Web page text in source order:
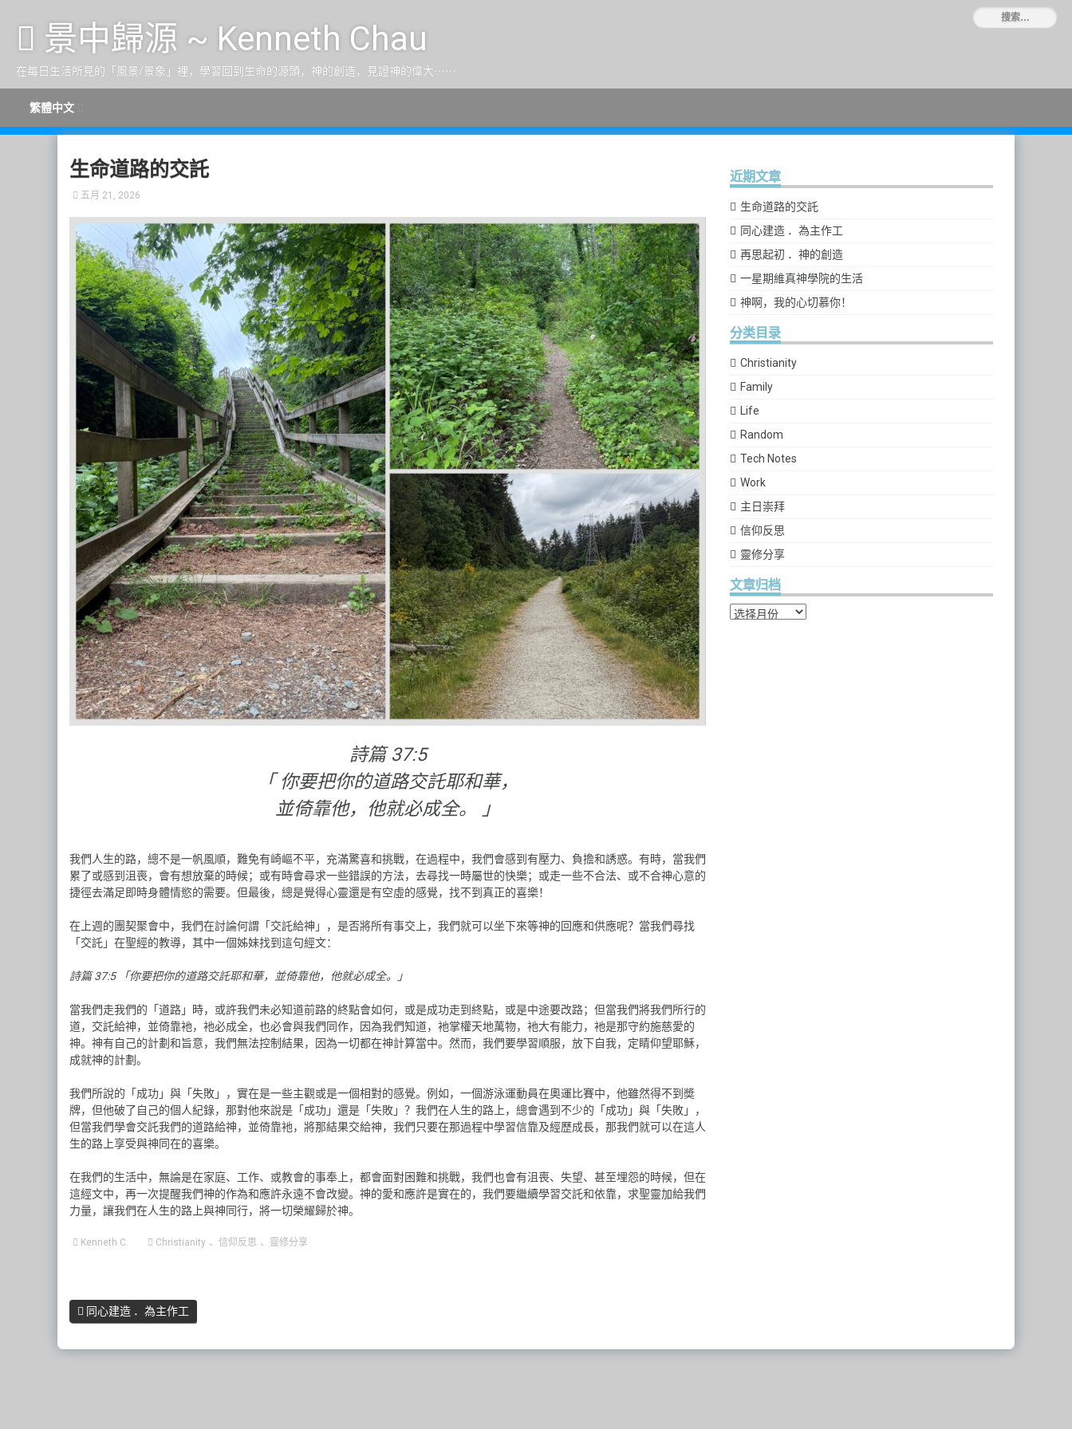
景中歸源 ~ Kenneth Chau
在每日生活所見的「風景/景象」裡，學習回到生命的源頭，神的創造，見證神的偉大⋯⋯
繁體中文
生命道路的交託
五月 21, 2026
詩篇 37:5
「 你要把你的道路交託耶和華，
並倚靠他，他就必成全。 」
我們人生的路，總不是一帆風順，難免有崎嶇不平，充滿驚喜和挑戰，在過程中，我們會感到有壓力、負擔和誘惑。有時，當我們
累了或感到沮喪，會有想放棄的時候；或有時會尋求一些錯誤的方法，去尋找一時屬世的快樂；或走一些不合法、或不合神心意的
捷徑去滿足即時身體情慾的需要。但最後，總是覺得心靈還是有空虛的感覺，找不到真正的喜樂！
在上週的團契聚會中，我們在討論何謂「交託給神」，是否將所有事交上，我們就可以坐下來等神的回應和供應呢？當我們尋找
「交託」在聖經的教導，其中一個姊妹找到這句經文：
詩篇 37:5 「你要把你的道路交託耶和華，並倚靠他，他就必成全。」
當我們走我們的「道路」時，或許我們未必知道前路的終點會如何，或是成功走到終點，或是中途要改路；但當我們將我們所行的
道，交託給神，並倚靠衪，衪必成全，也必會與我們同作，因為我們知道，衪掌權天地萬物，衪大有能力，衪是那守約施慈愛的
神。神有自己的計劃和旨意，我們無法控制結果，因為一切都在神計算當中。然而，我們要學習順服，放下自我，定睛仰望耶穌，
成就神的計劃。
我們所說的「成功」與「失敗」，實在是一些主觀或是一個相對的感覺。例如，一個游泳運動員在奧運比賽中，他雖然得不到奬
牌，但他破了自己的個人紀錄，那對他來說是「成功」還是「失敗」？我們在人生的路上，總會遇到不少的「成功」與「失敗」，
但當我們學會交託我們的道路給神，並倚靠衪，將那結果交給神，我們只要在那過程中學習信靠及經歷成長，那我們就可以在這人
生的路上享受與神同在的喜樂。
在我們的生活中，無論是在家庭、工作、或教會的事奉上，都會面對困難和挑戰，我們也會有沮喪、失望、甚至埋怨的時候，但在
這經文中，再一次提醒我們神的作為和應許永遠不會改變。神的愛和應許是實在的，我們要繼續學習交託和依靠，求聖靈加給我們
力量，讓我們在人生的路上與神同行，將一切榮耀歸於神。
Kenneth C. Christianity 、 信仰反思 、 靈修分享
同心建造 ．為主作工
近期文章
生命道路的交託
同心建造 ．為主作工
再思起初 ．神的創造
一星期維真神學院的生活
神啊，我的心切慕你！
分类目录
Christianity
Family
Life
Random
Tech Notes
Work
主日崇拜
信仰反思
靈修分享
文章归档
文章归档